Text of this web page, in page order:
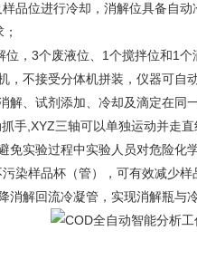
品位进行冷却，消解位具备自
，3个废液位、1个搅拌位和1
，不接受分体机拼装，仪器可自
解、试剂添加、冷却及滴定在同
手,XYZ三轴可以单独运动并走
实验过程中实验人员对危险化
染样品杯（管），可有效减少样
解回流冷凝管，实现消解瓶与